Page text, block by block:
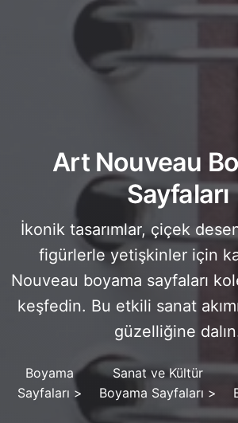
Art Nouveau
Sayfaları
İkonik tasarımlar, çiçek
figürlerle yetişkinler için
Nouveau boyama sayfaları
keşfedin. Bu etkili sanat
güzelliğine
Boyama
Sayfaları >
Sanat ve Kültür
Boyama Sayfaları >